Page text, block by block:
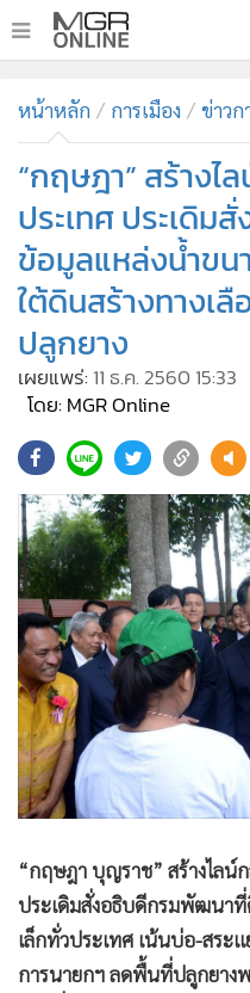
ทันเหตุการณ์
• ภาคใต้
ภูมิภาค
•
• บันเทิง
• ผู้จัดการรายวัน
• คอลัมนิสต์
• ละคร
• Cyber BIZ
• ผู้จัดกวน
• Good health & Well-
• Green Innovation & SD
• Management & HR
• MGR Live
• Infographic
การเมือง
• ท่องเที่ยว
• กีฬา
• Special Scoop
• เศรษฐกิจ-ธุรกิจ
• จีน
• ชุมชน-คุณภาพชีวิต
หน้าหลัก การเมือง ข่าวก
“กฤษฎา” สร้างไ
ประเทศ ประเดิ
ข้อมูลแหล่งน้ำขน
ใต้ดินสร้างทางเ
ปลูกยาง
เผยแพร่: 11 ธ.ค. 2560 15:33
โดย: MGR Online
“กฤษฎา บุญราช” สร้างไลน์
ประเดิมสั่งอธิบดีกรมพัฒนา
เล็กทั่วประเทศ เน้นบ่อ-สระ
การนายกฯ ลดพื้นที่ปลูกยาง